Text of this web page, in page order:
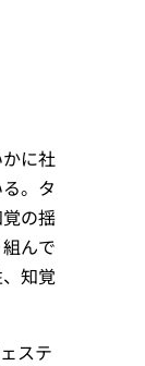
に社
。タ
の揺
んで
知覚
ステ